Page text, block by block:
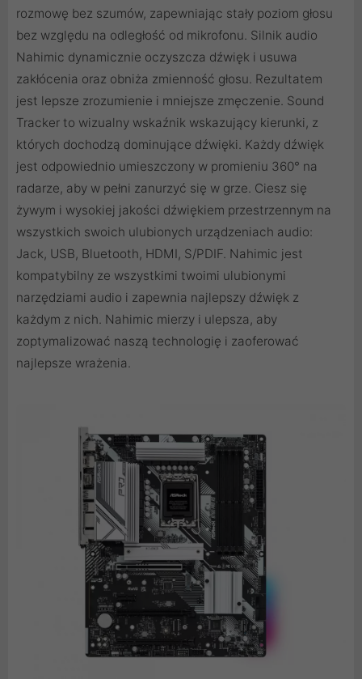
rozmowę bez szumów, zapewniając stały poziom głosu
bez względu na odległość od mikrofonu. Silnik audio
Nahimic dynamicznie oczyszcza dźwięk i usuwa
zakłócenia oraz obniża zmienność głosu. Rezultatem
jest lepsze zrozumienie i mniejsze zmęczenie. Sound
Tracker to wizualny wskaźnik wskazujący kierunki, z
których dochodzą dominujące dźwięki. Każdy dźwięk
jest odpowiednio umieszczony w promieniu 360° na
radarze, aby w pełni zanurzyć się w grze. Ciesz się
żywym i wysokiej jakości dźwiękiem przestrzennym na
wszystkich swoich ulubionych urządzeniach audio:
Jack, USB, Bluetooth, HDMI, S/PDIF. Nahimic jest
kompatybilny ze wszystkimi twoimi ulubionymi
narzędziami audio i zapewnia najlepszy dźwięk z
każdym z nich. Nahimic mierzy i ulepsza, aby
zoptymalizować naszą technologię i zaoferować
najlepsze wrażenia.